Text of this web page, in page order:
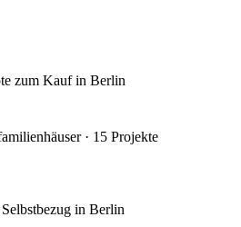
zum Kauf in Berlin
· 15 Projekte
in Berlin